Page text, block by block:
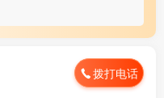
拨打电话